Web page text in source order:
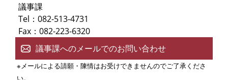
議事課
Tel：082-513-4731
Fax：082-223-6320
議事課へのメールでのお問い合わせ
※メールによる請願・陳情はお受けできませんのでご了承くださ
い。